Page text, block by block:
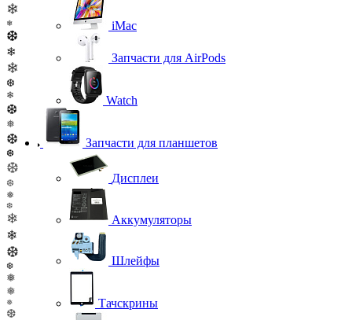
❄
❄
❆
❄
❄
❆
❄
❆
❅
❆
❆
❆
❆
❅
❆
❄
❄
❆
❆
❅
❅
❅
❆
iMac
Запчасти для AirPods
Watch
Запчасти для планшетов
Дисплеи
Аккумуляторы
Шлейфы
Тачскрины